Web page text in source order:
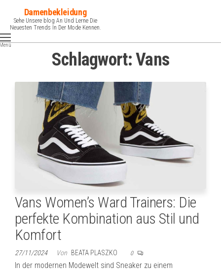
Inhalt
springen
Damenbekleidung
Sehe Unsere blog An Und Lerne Die
Neuesten Trends In Der Mode Kennen.
Schlagwort:Vans
Vans Women’s Ward Trainers: Die
perfekte Kombination aus Stil und
Komfort
27/11/2024 Von BEATA PLASZKO 0
In der modernen Modewelt sind Sneaker zu einem